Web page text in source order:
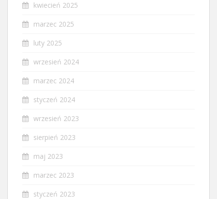
kwiecień 2025
marzec 2025
luty 2025
wrzesień 2024
marzec 2024
styczeń 2024
wrzesień 2023
sierpień 2023
maj 2023
marzec 2023
styczeń 2023